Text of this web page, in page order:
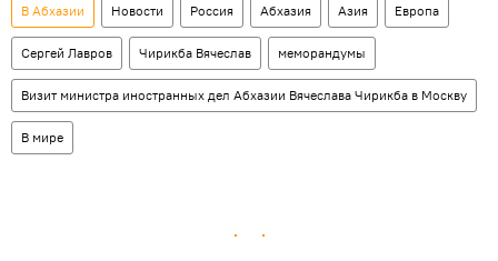
В Абхазии Новости Россия Абхазия Азия Европа
Сергей Лавров Чирикба Вячеслав меморандумы
Визит министра иностранных дел Абхазии Вячеслава Чирикба в Москву
В мире